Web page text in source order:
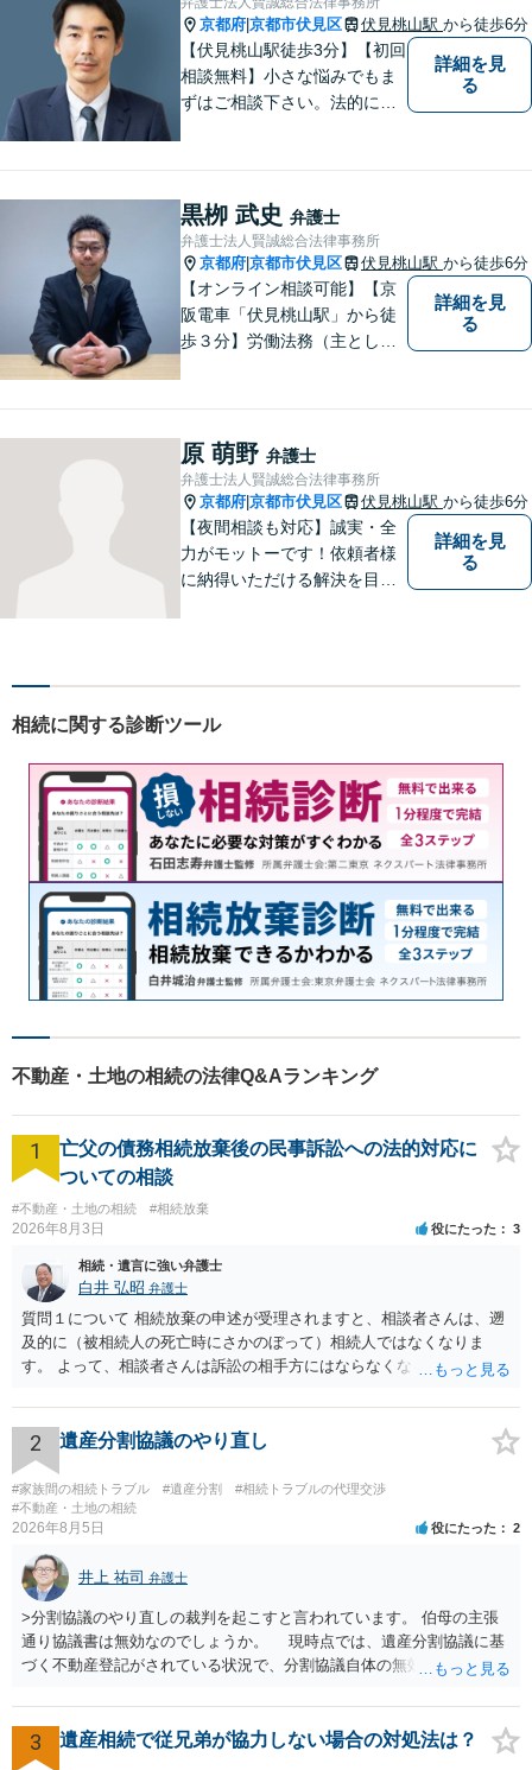
京都府 京都市伏見区 伏見桃山駅 から徒歩6分
【伏見桃山駅徒歩3分】【初回
相談無料】小さな悩みでもま
ずはご相談下さい。法的に無
／相続／企業法務など幅広く
対応可能。【休日・夜間対応
可】
詳細を見
る
黒栁 武史 弁護士
弁護士法人賢誠総合法律事務所
京都府 京都市伏見区 伏見桃山駅 から徒歩6分
【オンライン相談可能】【京
阪電車「伏見桃山駅」から徒
歩３分】労働法務（主として
件、建築事件などの幅広い分
野でも経験を積んでおりま
す。お気軽にご相談くださ
い。
詳細を見
る
原 萌野 弁護士
弁護士法人賢誠総合法律事務所
京都府 京都市伏見区 伏見桃山駅 から徒歩6分
【夜間相談も対応】誠実・全
力がモットーです！依頼者様
に納得いただける解決を目指
詳細を見
る
相続に関する診断ツール
不動産・土地の相続の法律Q&Aランキング
1
亡父の債務相続放棄後の民事訴訟への法的対応に
ついての相談
#不動産・土地の相続 #相続放棄
2026年8月3日 役にたった 3
相続・遺言に強い弁護士
白井 弘昭 弁護士
質問１について 相続放棄の申述が受理されますと、相談者さんは、遡
及的に（被相続人の死亡時にさかのぼって）相続人ではなくなりま
す。 よって、相談者さんは訴訟の相手方にはならなくなるので（明け
理証明を家庭裁判所で取得し、コピーを答弁書に添えて裁判所に提出
してください。 質問２について 請求棄却を求める答弁書を提出すれ
ば、第１回期日は出席する必要がありません。その日は差支え（用事
があり出席できない）との記載で十分です。 質問３について 弁護士で
はないので、ｍｉｎｔｓでの提出の必要は無いと思います。郵送（期
限までに届けばよい）で十分です。 詳細は、書面記載の裁判所書記官
にお問い合わせください。 以上、ご参考まで。
2 遺産分割協議のやり直し
#家族間の相続トラブル #遺産分割
#相続トラブルの代理交渉
#不動産・土地の相続
2026年8月5日 役にたった 2
井上 祐司 弁護士
>分割協議のやり直しの裁判を起こすと言われています。 伯母の主張
通り協議書は無効なのでしょうか。 現時点では、遺産分割協議に基
づく不動産登記がされている状況で、分割協議自体の無効を裁判所が
方の訴訟の主張及び立証次第ですが、 ・御祖母様の認知能力に関する
医師の意見書、筆跡鑑定 が提出されればその効力が否定される可能性
はありますが、 ・伯母様自身が分割協議に加わっていること ・御祖母
3 遺産相続で従兄弟が協力しない場合の対処法は？